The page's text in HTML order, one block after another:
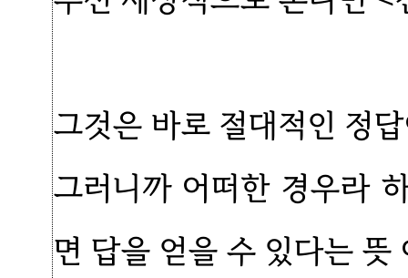
그것은 바로 절대적인 정
그러니까 어떠한 경우라
면 답을 얻을 수 있다는 뜻